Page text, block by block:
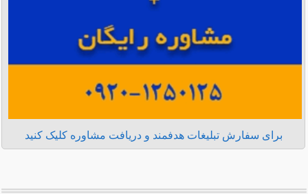
برای سفارش تبلیغات هدفمند و دریافت مشاوره کلیک کنید